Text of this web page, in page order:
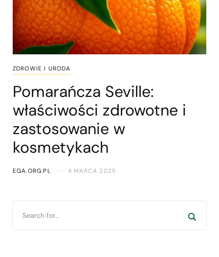
ZDROWIE I URODA
Pomarańcza Seville:
właściwości zdrowotne i
zastosowanie w
kosmetykach
EGA.ORG.PL 4 MARCA 2025